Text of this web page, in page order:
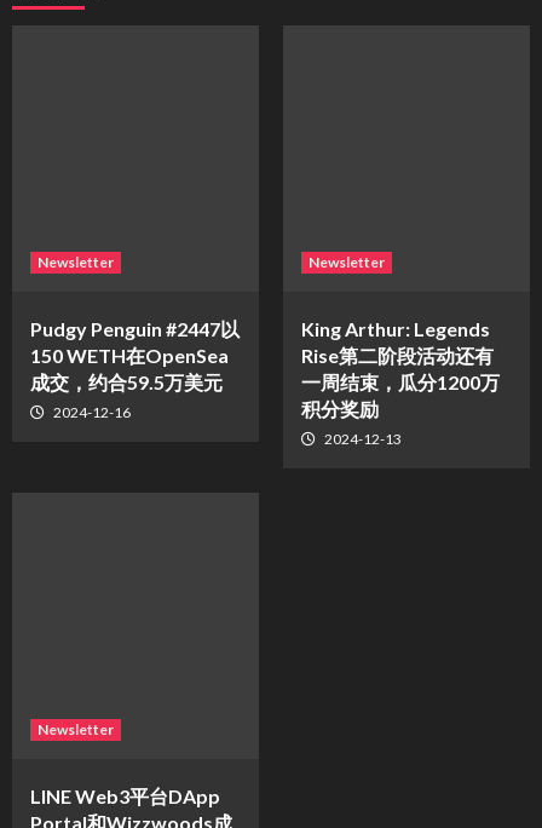
Newsletter
Pudgy Penguin #2447以
150 WETH在OpenSea
成交，约合59.5万美元
2024-12-16
Newsletter
King Arthur: Legends
Rise第二阶段活动还有
一周结束，瓜分1200万
积分奖励
2024-12-13
Newsletter
LINE Web3平台DApp
Portal和Wizzwoods成